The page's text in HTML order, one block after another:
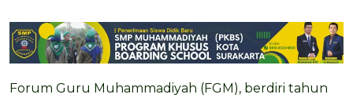
Forum Guru Muhammadiyah (FGM), berdiri tahun